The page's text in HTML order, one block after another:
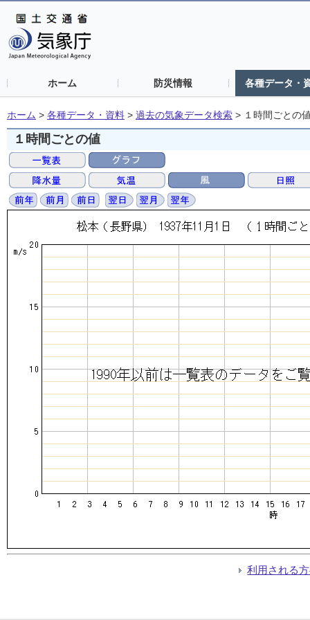
ホーム 防災情報 各種データ・
ホーム > 各種データ・資料 > 過去の気象データ検索 > １時間ごとの
１時間ごとの値
利用される